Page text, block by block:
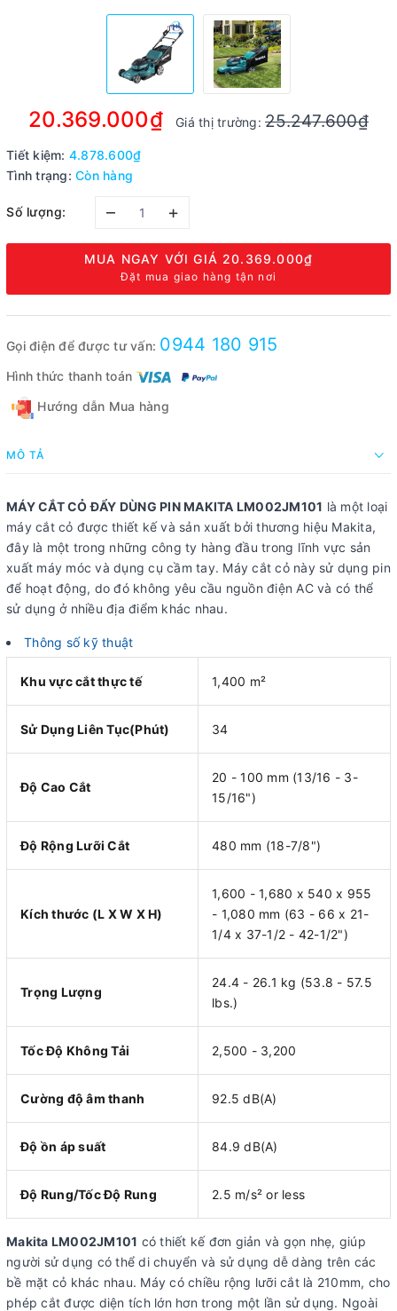
20.369.000₫ Giá thị trường:25.247.600₫
Tiết kiệm: 4.878.600₫
Tình trạng: Còn hàng
Số lượng: – +
MUA NGAY VỚI GIÁ 20.369.000₫
Đặt mua giao hàng tận nơi
Gọi điện để được tư vấn: 0944 180 915
Hình thức thanh toán
Hướng dẫn Mua hàng
MÔ TẢ
MÁY CẮT CỎ ĐẨY DÙNG PIN MAKITA LM002JM101 là một loại
máy cắt cỏ được thiết kế và sản xuất bởi thương hiệu Makita,
đây là một trong những công ty hàng đầu trong lĩnh vực sản
xuất máy móc và dụng cụ cầm tay. Máy cắt cỏ này sử dụng pin
để hoạt động, do đó không yêu cầu nguồn điện AC và có thể
sử dụng ở nhiều địa điểm khác nhau.
Thông số kỹ thuật
Khu vực cắt thực tế 1,400 m²
Sử Dụng Liên Tục(Phút) 34
Độ Cao Cắt
20 - 100 mm (13/16 - 3-
15/16")
Độ Rộng Lưỡi Cắt 480 mm (18-7/8")
Kích thước (L X W X H)
1,600 - 1,680 x 540 x 955
- 1,080 mm (63 - 66 x 21-
1/4 x 37-1/2 - 42-1/2")
Trọng Lượng
24.4 - 26.1 kg (53.8 - 57.5
lbs.)
Tốc Độ Không Tải 2,500 - 3,200
Cường độ âm thanh 92.5 dB(A)
Độ ồn áp suất 84.9 dB(A)
Độ Rung/Tốc Độ Rung 2.5 m/s² or less
Makita LM002JM101 có thiết kế đơn giản và gọn nhẹ, giúp
người sử dụng có thể di chuyển và sử dụng dễ dàng trên các
bề mặt cỏ khác nhau. Máy có chiều rộng lưỡi cắt là 210mm, cho
phép cắt được diện tích lớn hơn trong một lần sử dụng. Ngoài